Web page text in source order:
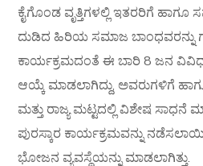
ಕೈಗೊಂಡ ವೃತ್ತಿಗಳಲ್ಲಿ ಇತರರಿಗೆ
ದುಡಿದ ಹಿರಿಯ ಸಮಾಜ ಬಾಂಧವರನ್ನು
ಕಾರ್ಯಕ್ರಮದಂತೆ ಈ ಬಾರಿ 8 ಜನ ವಿವಿಧ
ಆಯ್ಕೆ ಮಾಡಲಾಗಿದ್ದು, ಅವರುಗಳಿಗೆ
ಮತ್ತು ರಾಜ್ಯ ಮಟ್ಟದಲ್ಲಿ ವಿಶೇಷ ಸಾಧನೆ
ಪುರಸ್ಕಾರ ಕಾರ್ಯಕ್ರಮವನ್ನು
ಭೋಜನ ವ್ಯವಸ್ಥೆಯನ್ನು ಮಾಡಲಾಗಿತ್ತು.